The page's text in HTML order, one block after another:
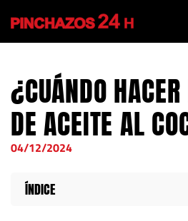
¿CUÁNDO
DE ACEITE AL
04/12/2024
ÍNDICE